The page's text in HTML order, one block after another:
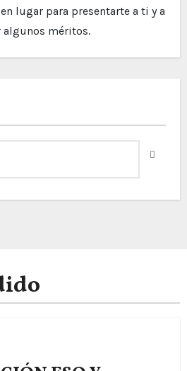
lugar para presentarte a ti y a
méritos.